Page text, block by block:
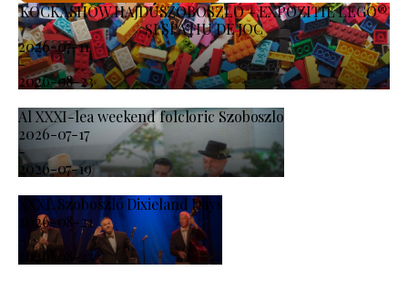
KOCKASHOW HAJDÚSZOBOSZLÓ – EXPOZIȚIE LEGO®
ȘI SPAȚIU DE JOC
2026-07-11
-
2026-08-23
Al XXXI-lea weekend folcloric Szoboszlo
2026-07-17
-
2026-07-19
XXXI. Szoboszló Dixieland Days
2026-08-21
-
2026-08-23